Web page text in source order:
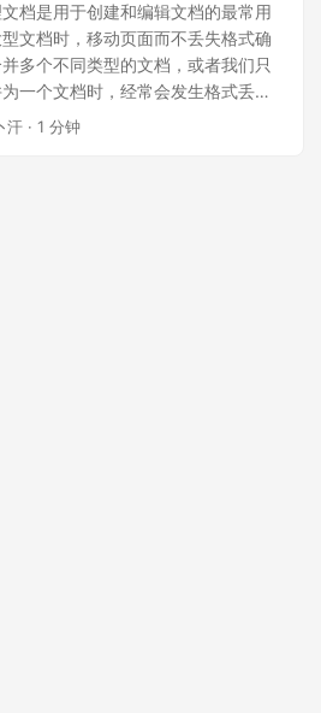
档是用于创建和编辑文档的最常用
文档时，移动页面而不丢失格式确
多个不同类型的文档，或者我们只
一个文档时，经常会发生格式丢
文讨论了如何使用 C# 以编程方式
汗 · 1 分钟